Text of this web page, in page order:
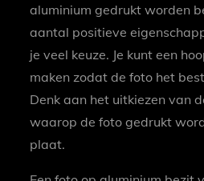
aluminium gedrukt worden
aantal positieve
je veel keuze. Je kunt een
maken zodat de foto het
Denk aan het uitkiezen van
waarop de foto gedrukt
plaat.